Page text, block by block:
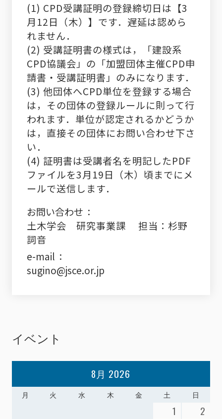
(1) CPD受講証明の登録締切日は【3
月12日（木）】です．遅延は認めら
れません．
(2) 受講証明書の様式は，「建設系
CPD協議会」の「加盟団体主催CPD申
請書・受講証明書」のみになります．
(3) 他団体へCPD単位を登録する場合
は，その団体の登録ルールに則って行
われます．単位が認定されるかどうか
は，直接その団体にお問い合わせ下さ
い．
(4) 証明書は受講者名を明記したPDF
ファイルを3月19日（木） 頃までにメ
ールで送信します．
お問い合わせ
土木学会 研究事業課 担当：杉野
詞音
e-mail
sugino@jsce.or.jp
イベント
8月 2026
月 火 水 木 金 土 日
1
2